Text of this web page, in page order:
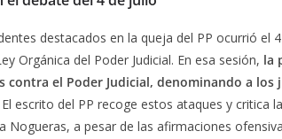
destacados en la queja del PP ocurrió el
Orgánica del Poder Judicial. En esa sesión, la
contra el Poder Judicial, denominando a
El escrito del PP recoge estos ataques y critica
Nogueras, a pesar de las afirmaciones